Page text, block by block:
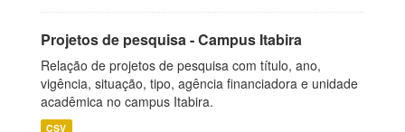
Projetos de pesquisa - Campus Itabira
Relação de projetos de pesquisa com título, ano,
vigência, situação, tipo, agência financiadora e unidade
acadêmica no campus Itabira.
CSV